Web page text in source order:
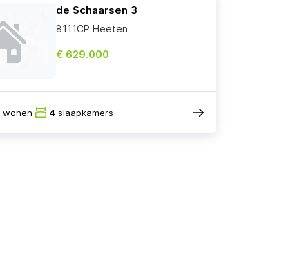
de Schaarsen 3
8111CP Heeten
€ 629.000
wonen 4 slaapkamers